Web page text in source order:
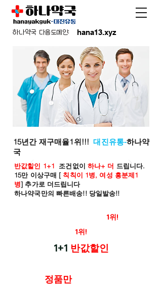
hana13.xyz
하나약국 다음도메인:
15년간 재구매율1위!!!대진유통-하나약
국
반값할인 1+1 조건없이 하나+ 더 드립니다.
15만 이상구매 [ 칙칙이 1병, 여성 흥분제1
병] 추가로 더드립니다
하나약국만의 빠른배송!! 당일발송!!
1위!
1위!
1+1 반값할인
정품만